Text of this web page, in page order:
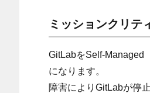
ミッションクリテ
GitLabをSelf-Managed
になります。
障害によりGitLabが停